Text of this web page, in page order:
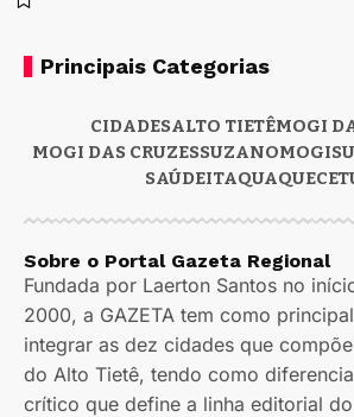
Principais Categorias
CIDADESALTO TIETÊMOGI
MOGI DAS CRUZESSUZANOMOGI
SAÚDE
Sobre o Portal Gazeta Regional
Fundada por Laerton Santos no
2000, a GAZETA tem como
integrar as dez cidades que
do Alto Tietê, tendo como
crítico que define a linha editorial